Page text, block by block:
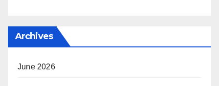
Archives
June 2026